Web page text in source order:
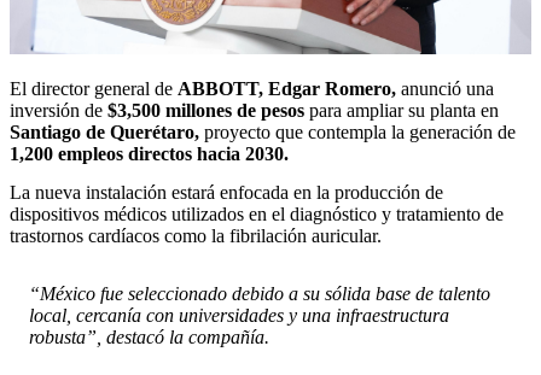
El director general de ABBOTT, Edgar Romero, anunció una
inversión de $3,500 millones de pesos para ampliar su planta en
Santiago de Querétaro, proyecto que contempla la generación de
1,200 empleos directos hacia 2030.
La nueva instalación estará enfocada en la producción de
dispositivos médicos utilizados en el diagnóstico y tratamiento de
trastornos cardíacos como la fibrilación auricular.
“México fue seleccionado debido a su sólida base de talento
local, cercanía con universidades y una infraestructura
robusta”, destacó la compañía.